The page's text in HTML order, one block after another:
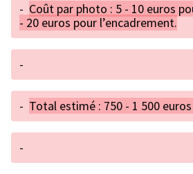
- Coût par photo : 5 - 10 euros
- 20 euros pour l’encadrement.
-
- Total estimé : 750 - 1 500
-